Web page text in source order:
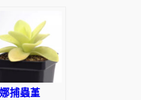
捕蟲堇